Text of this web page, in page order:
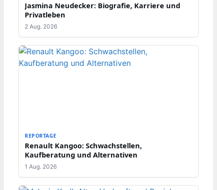
Jasmina Neudecker: Biografie, Karriere und
Privatleben
2 Aug. 2026
REPORTAGE
Renault Kangoo: Schwachstellen,
Kaufberatung und Alternativen
1 Aug. 2026